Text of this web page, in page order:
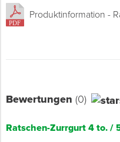
Produktinformation -
Bewertungen (0)
Ratschen-Zurrgurt 4 to. /